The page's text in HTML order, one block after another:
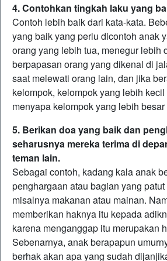
4. Contohkan tingkah laku yang
Contoh lebih baik dari kata-kata.
yang baik yang perlu dicontoh anak
orang yang lebih tua, menegur lebih
berpapasan orang yang dikenal di
saat melewati orang lain, dan jika
kelompok, kelompok yang lebih
menyapa kelompok yang lebih
5. Berikan doa yang baik dan
seharusnya mereka terima di
teman lain.
Sebagai contoh, kadang kala anak
penghargaan atau bagian yang
misalnya makanan atau mainan.
memberikan haknya itu kepada
karena menganggap itu merupakan
Sebenarnya, anak berapapun
berhak akan apa yang sudah